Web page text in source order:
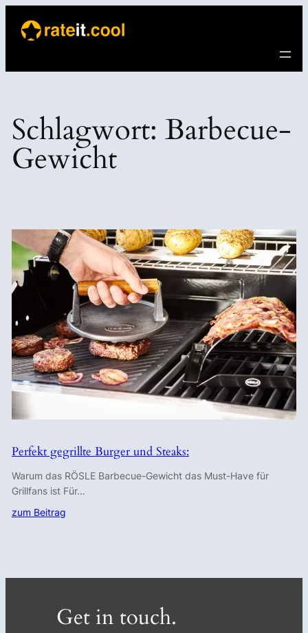
zum
Schlagwort: Barbecue-
Gewicht
Perfekt gegrillte Burger und Steaks:
Warum das RÖSLE Barbecue-Gewicht das Must-Have für
Grillfans ist Für…
zum Beitrag
Get in touch.